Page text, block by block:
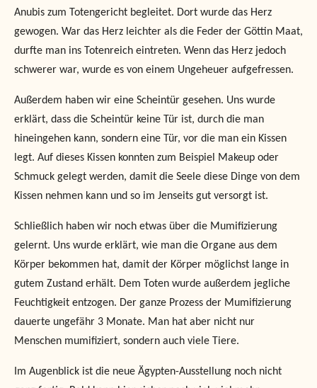
Anubis zum Totengericht begleitet. Dort wurde das Herz
gewogen. War das Herz leichter als die Feder der Göttin Maat,
durfte man ins Totenreich eintreten. Wenn das Herz jedoch
schwerer war, wurde es von einem Ungeheuer aufgefressen.
Außerdem haben wir eine Scheintür gesehen. Uns wurde
erklärt, dass die Scheintür keine Tür ist, durch die man
hineingehen kann, sondern eine Tür, vor die man ein Kissen
legt. Auf dieses Kissen konnten zum Beispiel Makeup oder
Schmuck gelegt werden, damit die Seele diese Dinge von dem
Kissen nehmen kann und so im Jenseits gut versorgt ist.
Schließlich haben wir noch etwas über die Mumifizierung
gelernt. Uns wurde erklärt, wie man die Organe aus dem
Körper bekommen hat, damit der Körper möglichst lange in
gutem Zustand erhält. Dem Toten wurde außerdem jegliche
Feuchtigkeit entzogen. Der ganze Prozess der Mumifizierung
dauerte ungefähr 3 Monate. Man hat aber nicht nur
Menschen mumifiziert, sondern auch viele Tiere.
Im Augenblick ist die neue Ägypten-Ausstellung noch nicht